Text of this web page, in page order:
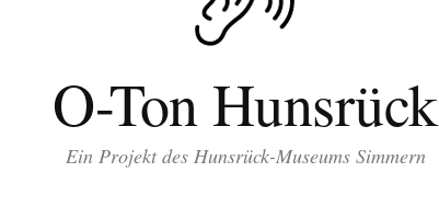
O-Ton Hunsrück
Ein Projekt des Hunsrück-Museums Simmern